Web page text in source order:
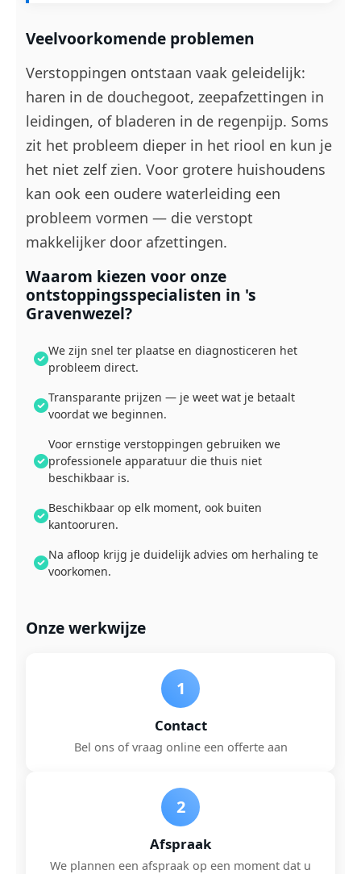
Veelvoorkomende problemen
Verstoppingen ontstaan vaak geleidelijk:
haren in de douchegoot, zeepafzettingen in
leidingen, of bladeren in de regenpijp. Soms
zit het probleem dieper in het riool en kun je
het niet zelf zien. Voor grotere huishoudens
kan ook een oudere waterleiding een
probleem vormen — die verstopt
makkelijker door afzettingen.
Waarom kiezen voor onze
ontstoppingsspecialisten in 's
Gravenwezel?
We zijn snel ter plaatse en diagnosticeren het
probleem direct.
Transparante prijzen — je weet wat je betaalt
voordat we beginnen.
Voor ernstige verstoppingen gebruiken we
professionele apparatuur die thuis niet
beschikbaar is.
Beschikbaar op elk moment, ook buiten
kantooruren.
Na afloop krijg je duidelijk advies om herhaling te
voorkomen.
Onze werkwijze
1
Contact
Bel ons of vraag online een offerte aan
2
Afspraak
We plannen een afspraak op een moment dat u